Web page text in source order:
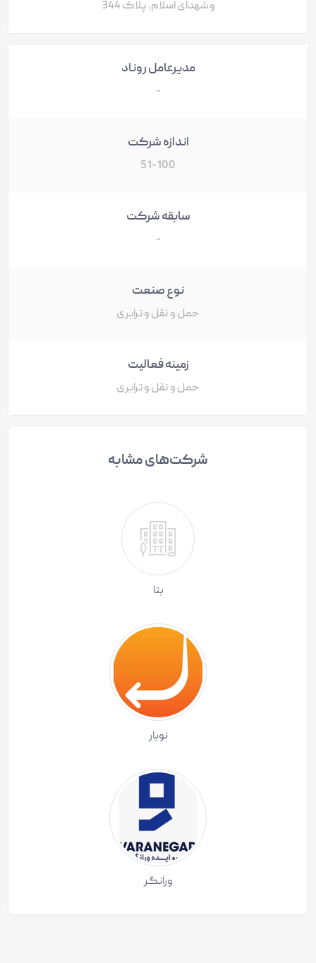
و شهدای اسلام، پلاک 344
مدیرعامل روناد
-
اندازه شرکت
51-100
سابقه شرکت
-
نوع صنعت
حمل و نقل و ترابری
زمینه فعالیت
حمل و نقل و ترابری
شرکت‌های مشابه
بتا
نوبار
ورانگر